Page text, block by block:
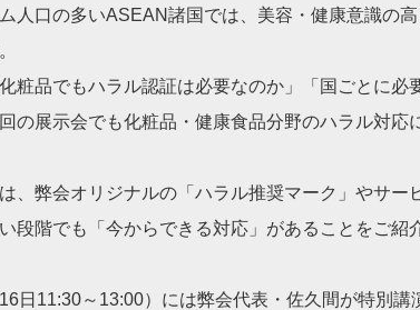
人口の多いASEAN諸国では、美容・健康意識の
粧品でもハラル認証は必要なのか」「国ごとに必
の展示会でも化粧品・健康食品分野のハラル対応
、弊会オリジナルの「ハラル推奨マーク」やサー
段階でも「今からできる対応」があることをご紹
日11:30～13:00）には弊会代表・佐久間が特別